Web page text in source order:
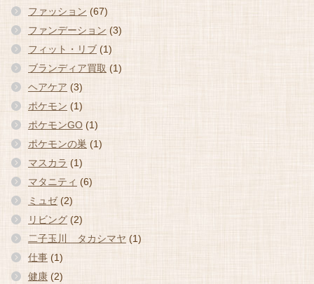
ファッション (67)
ファンデーション (3)
フィット・リブ (1)
ブランディア買取 (1)
ヘアケア (3)
ポケモン (1)
ポケモンGO (1)
ポケモンの巣 (1)
マスカラ (1)
マタニティ (6)
ミュゼ(2)
リビング (2)
二子玉川 タカシマヤ (1)
仕事 (1)
健康 (2)